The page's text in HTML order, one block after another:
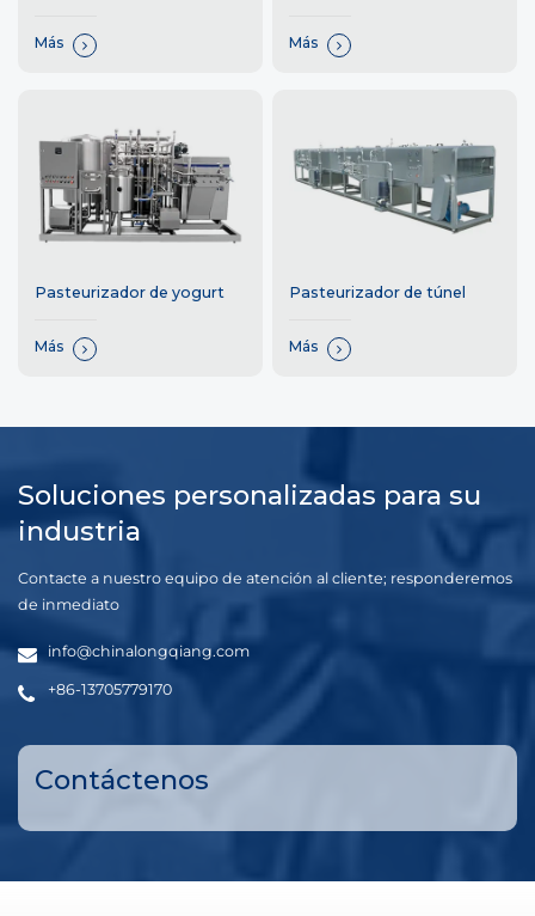
Más Más
Pasteurizador de yogurt
Más
Pasteurizador de túnel
Más
Soluciones personalizadas para su
industria
Contacte a nuestro equipo de atención al cliente; responderemos
de inmediato
info@chinalongqiang.com
+86-13705779170
Contáctenos